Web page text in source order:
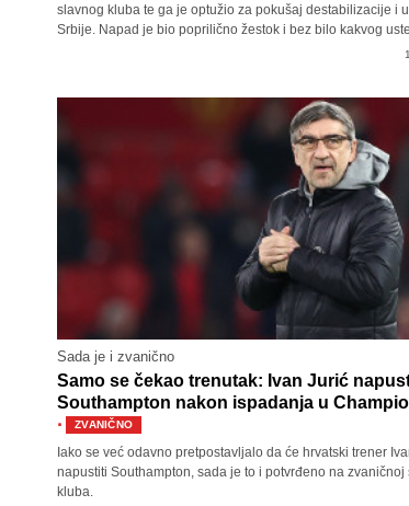
slavnog kluba te ga je optužio za pokušaj destabilizacije i
Srbije. Napad je bio poprilično žestok i bez bilo kakvog
Sada je i zvanično
Samo se čekao trenutak: Ivan Jurić
Southampton nakon ispadanja u
· ZVANIČNO
Iako se već odavno pretpostavljalo da će hrvatski trener
napustiti Southampton, sada je to i potvrđeno na zvaničnoj
kluba.